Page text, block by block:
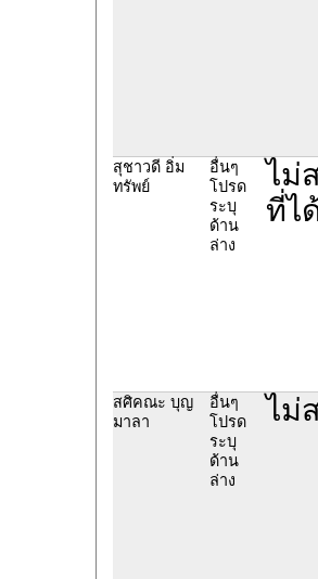
สุชาวดี อิ่ม
ทรัพย์
อื่นๆ
โปรด
ระบุ
ด้าน
ล่าง
ไม่
ที่ไ
สศิคณะ บุญ
มาลา
อื่นๆ
โปรด
ระบุ
ด้าน
ล่าง
ไม่